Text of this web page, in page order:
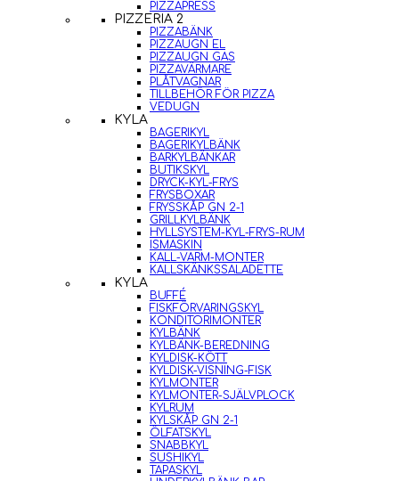
PIZZAPRESS
PIZZERIA 2
PIZZABÄNK
PIZZAUGN EL
PIZZAUGN GAS
PIZZAVÄRMARE
PLÅTVAGNAR
TILLBEHÖR FÖR PIZZA
VEDUGN
KYLA
BAGERIKYL
BAGERIKYLBÄNK
BARKYLBÄNKAR
BUTIKSKYL
DRYCK-KYL-FRYS
FRYSBOXAR
FRYSSKÅP GN 2-1
GRILLKYLBÄNK
HYLLSYSTEM-KYL-FRYS-RUM
ISMASKIN
KALL-VARM-MONTER
KALLSKÄNKSSALADETTE
KYLA
BUFFÉ
FISKFÖRVARINGSKYL
KONDITORIMONTER
KYLBÄNK
KYLBÄNK-BEREDNING
KYLDISK-KÖTT
KYLDISK-VISNING-FISK
KYLMONTER
KYLMONTER-SJÄLVPLOCK
KYLRUM
KYLSKÅP GN 2-1
ÖLFATSKYL
SNABBKYL
SUSHIKYL
TAPASKYL